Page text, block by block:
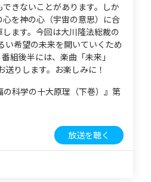
きないことがあります。しか
を神の心（宇宙の意思）に合
ます。今回は大川隆法総裁の
い希望の未来を開いていくため
組後半には、楽曲「未来」
送りします。お楽しみに！
科学の十大原理（下巻）』第
放送を聴く